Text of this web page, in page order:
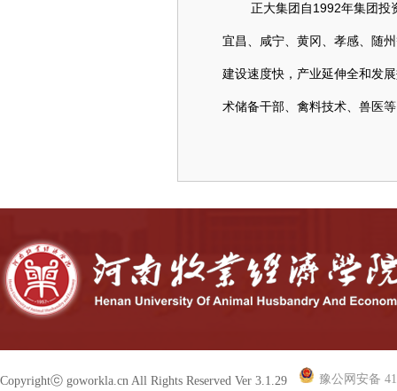
正大集团自1992年集团投
宜昌、咸宁、黄冈、孝感、随
建设速度快，产业延伸全和发
术储备干部、禽料技术、兽医
Copyrightⓒ goworkla.cn All Rights Reserved Ver 3.1.29 豫公网安备